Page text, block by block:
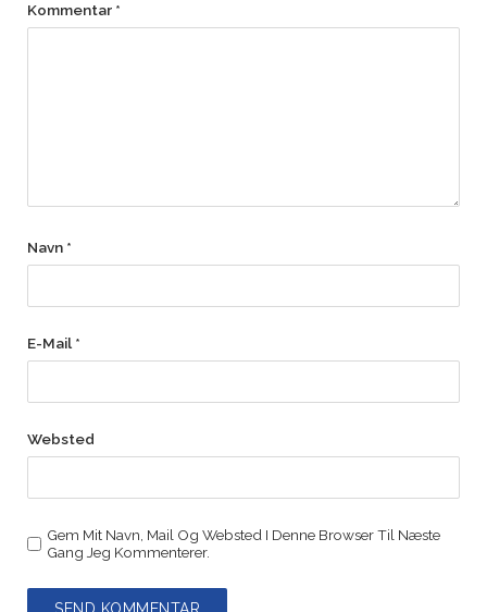
Kommentar *
Navn *
E-Mail *
Websted
Gem Mit Navn, Mail Og Websted I Denne Browser Til Næste
Gang Jeg Kommenterer.